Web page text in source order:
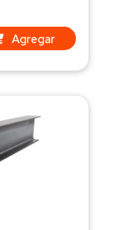
Agregar